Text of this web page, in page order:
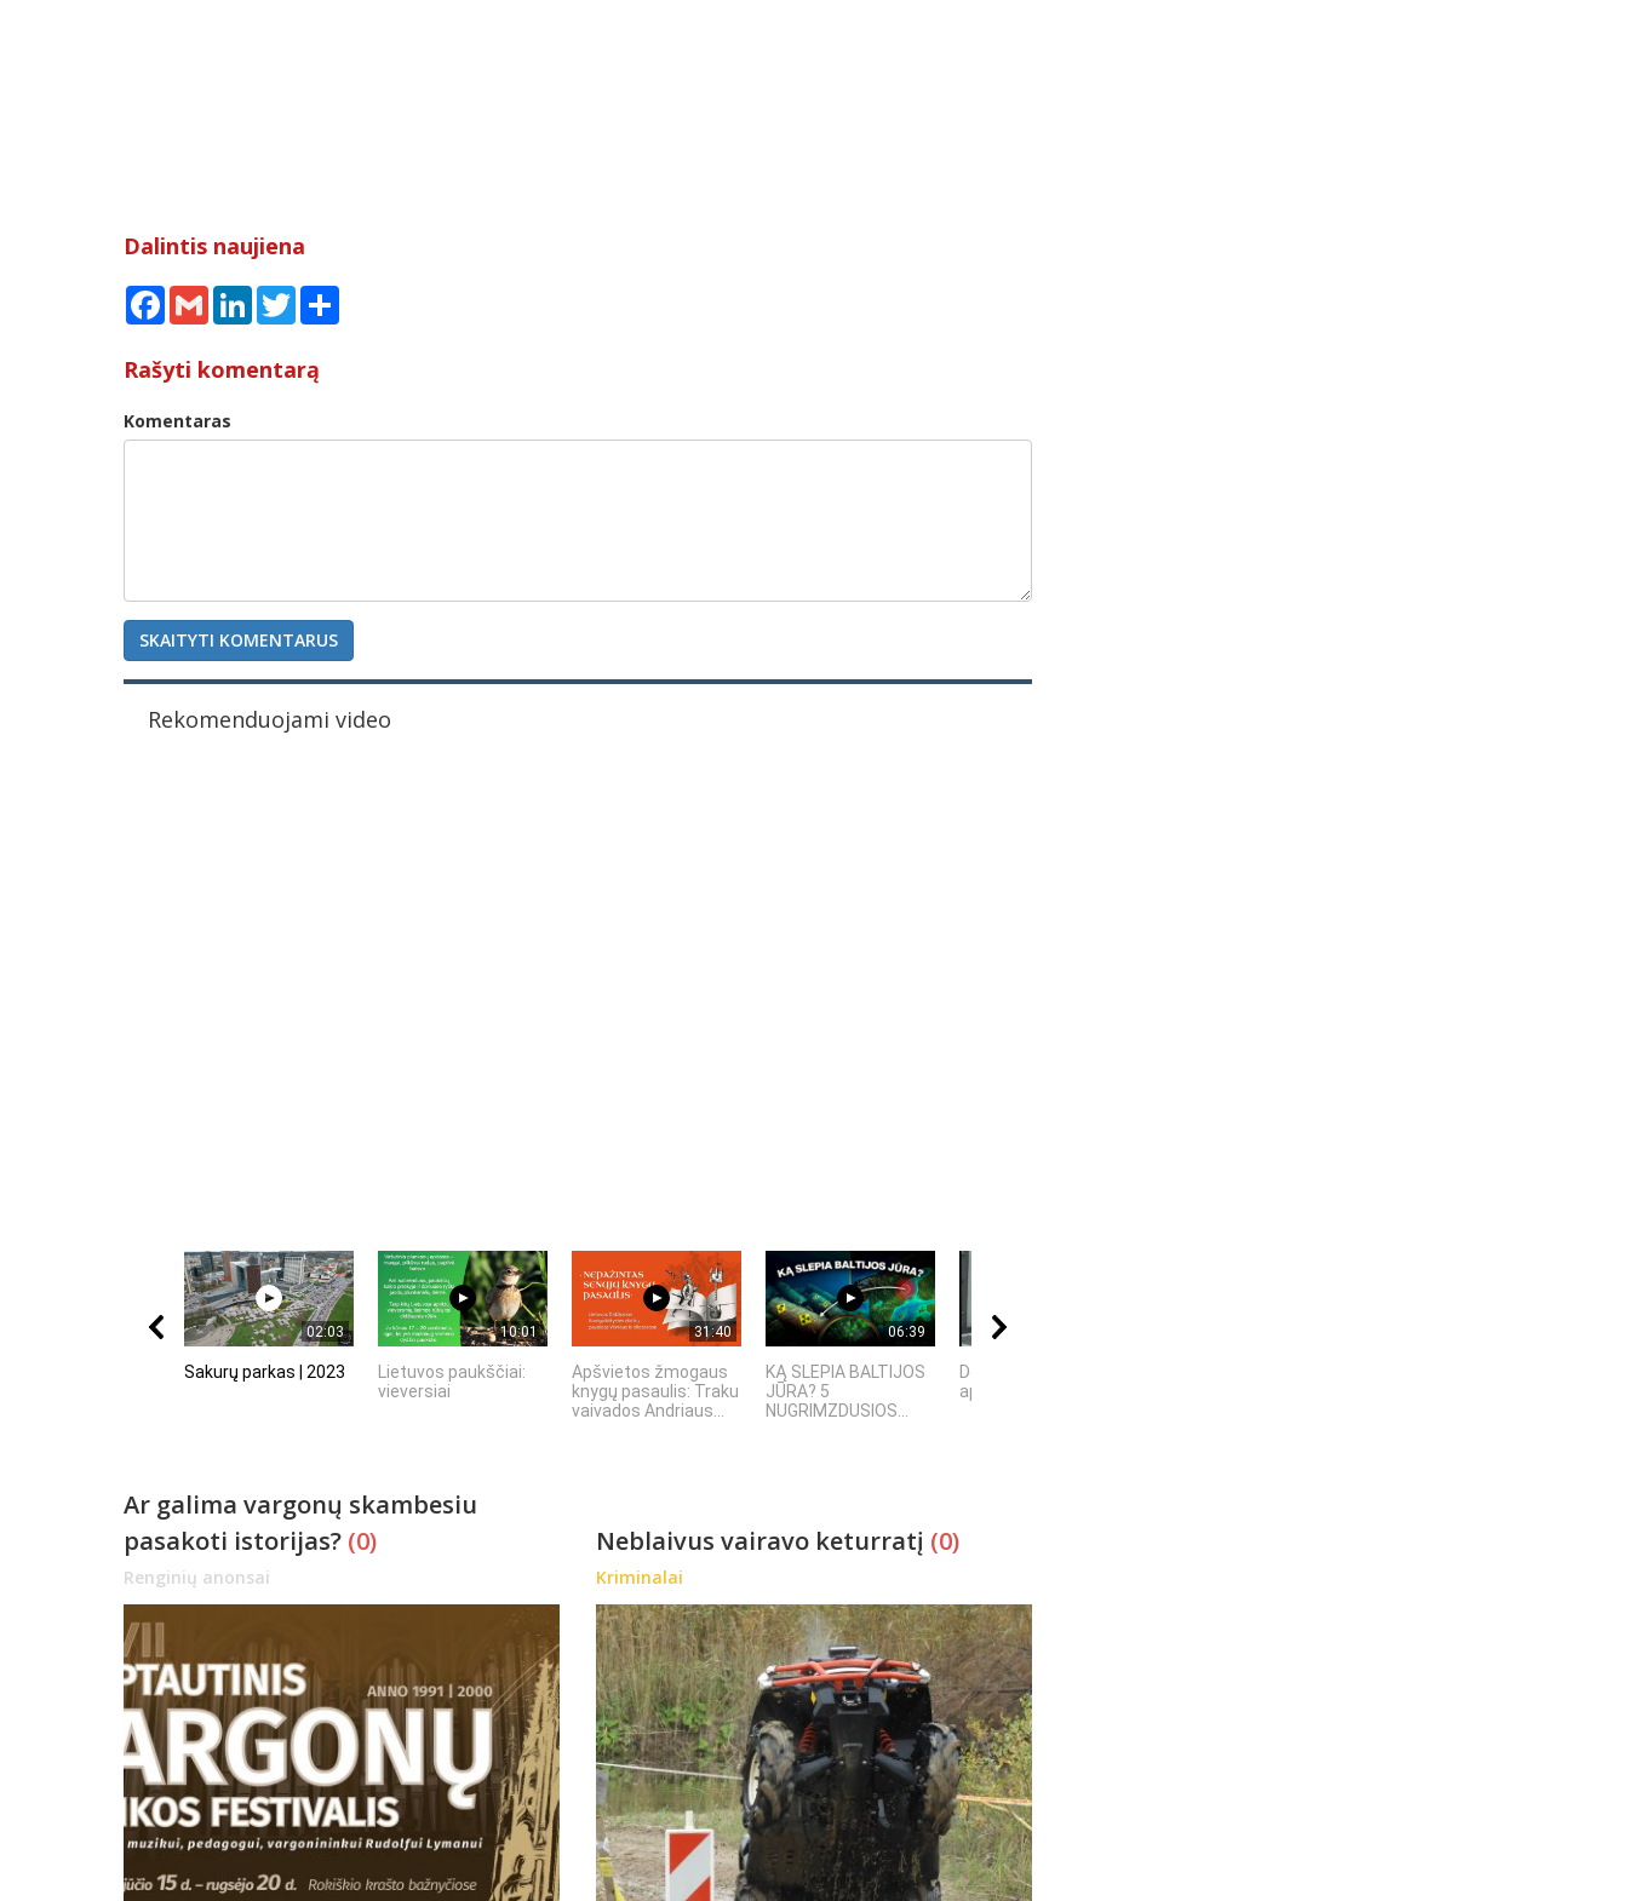
Dalintis naujiena
FacebookGmail LinkedInTwitter
Rašyti komentarą
Komentaras
SKAITYTI KOMENTARUS
Rekomenduojami video
02:03
Sakurų parkas | 2023
10:01
Lietuvos paukščiai:
vieversiai
31:40
Apšvietos žmogaus
knygų pasaulis: Traku
vaivados Andriaus...
06:39
KĄ SLEPIA BALTIJOS
JŪRA? 5
NUGRIMZDUSIOS...
Dokumentinis filmas
apie Šiaulių inžinierius
Ar galima vargonų skambesiu
pasakoti istorijas? (0)
Renginių anonsai
Neblaivus vairavo keturratį (0)
Kriminalai